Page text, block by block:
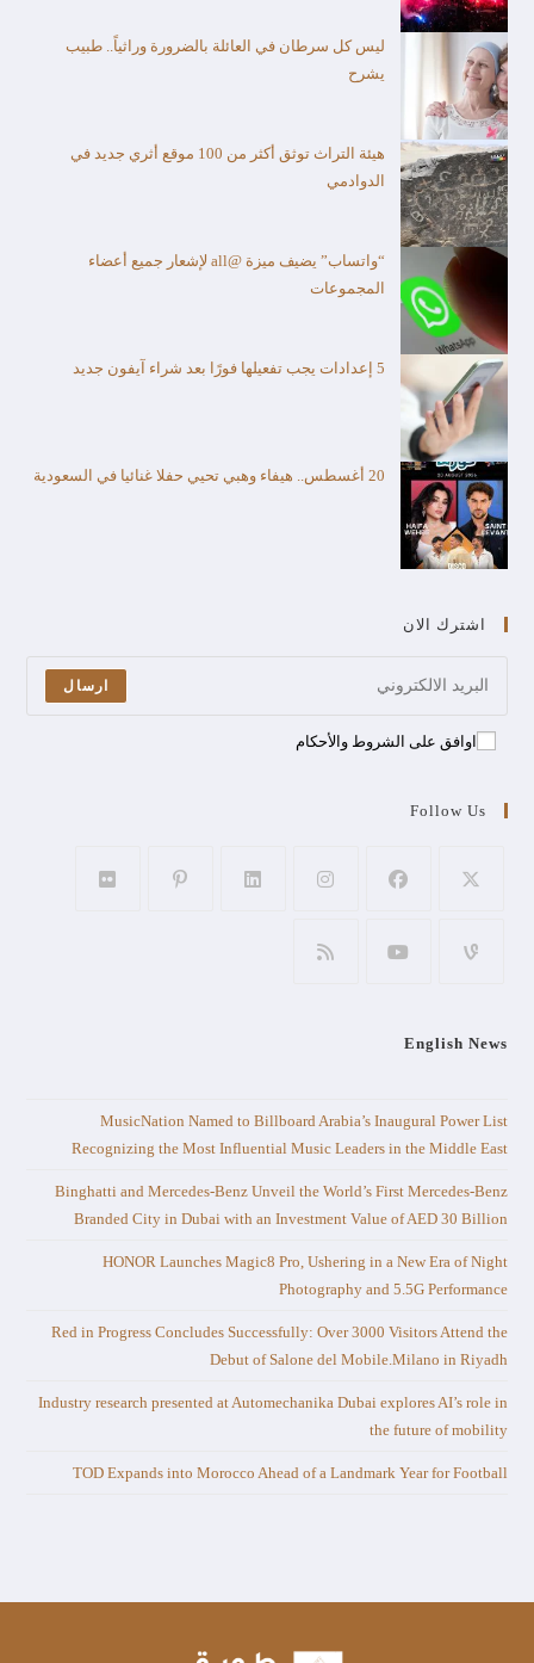
ليس كل سرطان في العائلة بالضرورة وراثياً.. طبيب
يشرح
هيئة التراث توثق أكثر من 100 موقع أثري جديد في
الدوادمي
“واتساب” يضيف ميزة @all لإشعار جميع أعضاء
المجموعات
5 إعدادات يجب تفعيلها فورًا بعد شراء آيفون جديد
20 أغسطس.. هيفاء وهبي تحيي حفلا غنائيا في السعودية
اشترك الان
ارسال
اوافق على الشروط والأحكام
Follow Us
English News
MusicNation Named to Billboard Arabia’s Inaugural Power List
Recognizing the Most Influential Music Leaders in the Middle East
Binghatti and Mercedes-Benz Unveil the World’s First Mercedes-Benz
Branded City in Dubai with an Investment Value of AED 30 Billion
HONOR Launches Magic8 Pro, Ushering in a New Era of Night
Photography and 5.5G Performance
Red in Progress Concludes Successfully: Over 3000 Visitors Attend the
Debut of Salone del Mobile.Milano in Riyadh
Industry research presented at Automechanika Dubai explores AI’s role in
the future of mobility
TOD Expands into Morocco Ahead of a Landmark Year for Football